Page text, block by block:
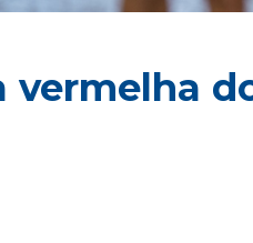
vermelha